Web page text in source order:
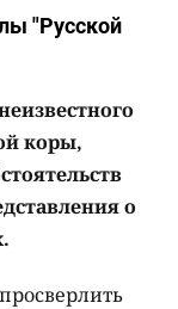
"Русской
коры,
о